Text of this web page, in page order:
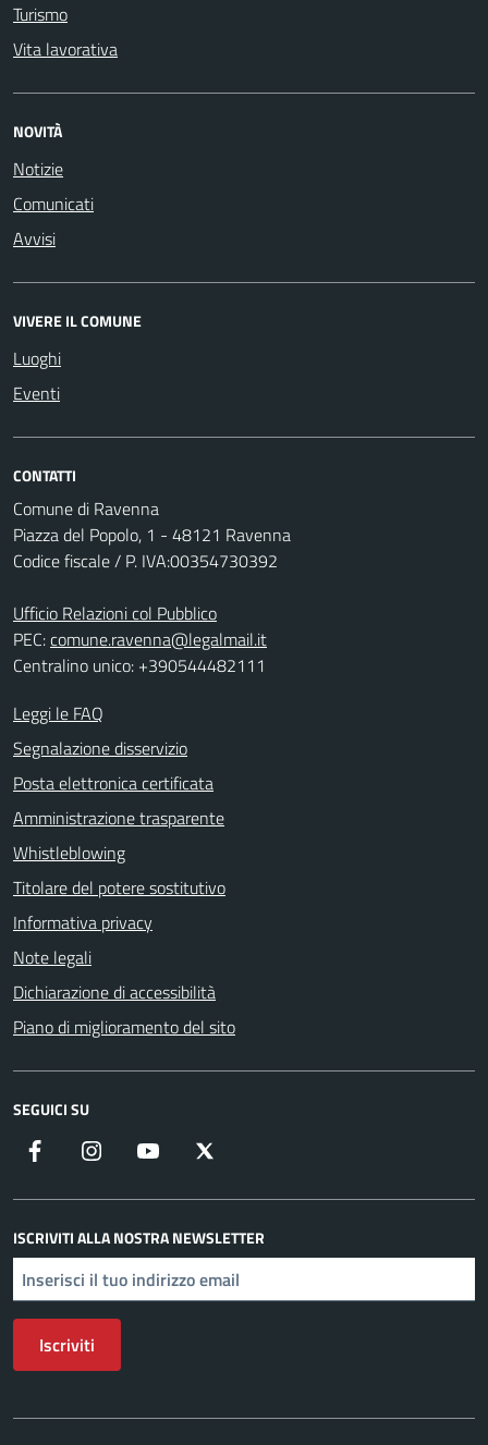
Turismo
Vita lavorativa
NOVITÀ
Notizie
Comunicati
Avvisi
VIVERE IL COMUNE
Luoghi
Eventi
CONTATTI
Comune di Ravenna
Piazza del Popolo, 1 - 48121 Ravenna
Codice fiscale / P. IVA:00354730392
Ufficio Relazioni col Pubblico
PEC:comune.ravenna@legalmail.it
Centralino unico: +390544482111
Leggi le FAQ
Segnalazione disservizio
Posta elettronica certificata
Amministrazione trasparente
Whistleblowing
Titolare del potere sostitutivo
Informativa privacy
Note legali
Dichiarazione di accessibilità
Piano di miglioramento del sito
SEGUICI SU
Facebook Instagram YouTube
ISCRIVITI ALLA NOSTRA NEWSLETTER